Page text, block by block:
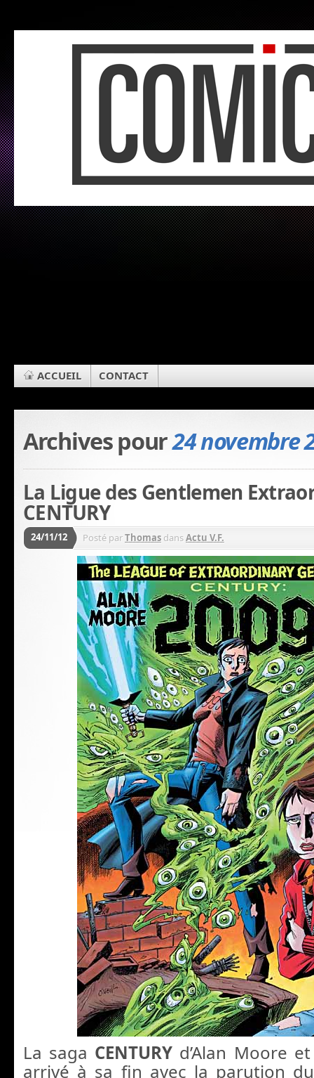
ACCUEIL CONTACT
Archives pour24 novembre
La Ligue des Gentlemen
CENTURY
24/11/12 Posté parThomas dansActu V.F.
La saga CENTURY d’Alan Moore
arrivé à sa fin avec la parution